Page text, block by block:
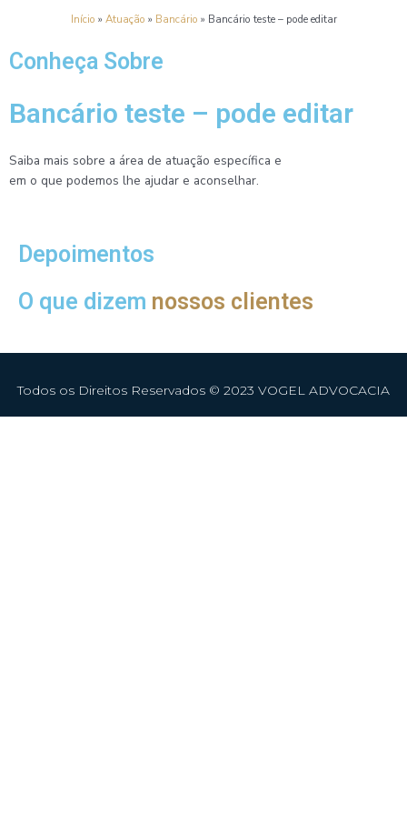
conteúdo
Início » Atuação » Bancário » Bancário teste – pode editar
Conheça Sobre
Bancário teste – pode editar
Saiba mais sobre a área de atuação específica e
em o que podemos lhe ajudar e aconselhar.
Depoimentos
O que dizem nossos clientes
Todos os Direitos Reservados © 2023 VOGEL ADVOCACIA